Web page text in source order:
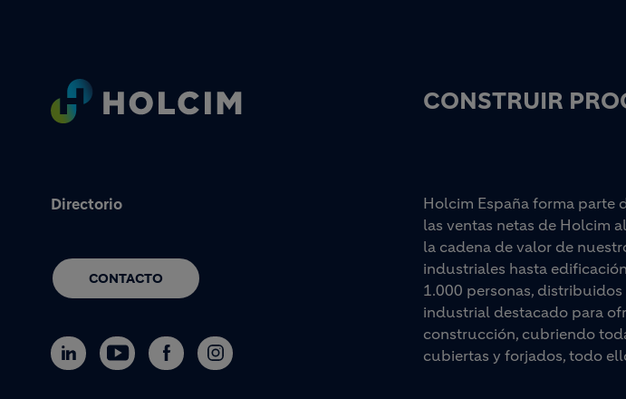
CONSTRUIR
Directorio
CONTACTO
Holcim España forma parte
las ventas netas de Holcim
la cadena de valor de
industriales hasta
1.000 personas,
industrial destacado para
construcción, cubriendo
cubiertas y forjados, todo